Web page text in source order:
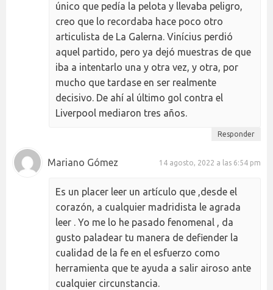
único que pedía la pelota y llevaba peligro,
creo que lo recordaba hace poco otro
articulista de La Galerna. Vinícius perdió
aquel partido, pero ya dejó muestras de que
iba a intentarlo una y otra vez, y otra, por
mucho que tardase en ser realmente
decisivo. De ahí al último gol contra el
Liverpool mediaron tres años.
Responder
Mariano Gómez 14 agosto, 2022 a las 6:54 pm
Es un placer leer un artículo que ,desde el
corazón, a cualquier madridista le agrada
leer . Yo me lo he pasado fenomenal , da
gusto paladear tu manera de defiender la
cualidad de la fe en el esfuerzo como
herramienta que te ayuda a salir airoso ante
cualquier circunstancia.